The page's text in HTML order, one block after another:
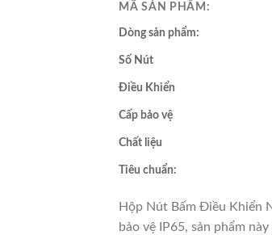
MÃ SẢN PHẨM:
Dòng sản phẩm:
Số Nút
Điều Khiển
Cấp bảo vệ
Chất liệu
Tiêu chuẩn:
Hộp Nút Bấm Điều Khiển
bảo vệ IP65, sản phẩm